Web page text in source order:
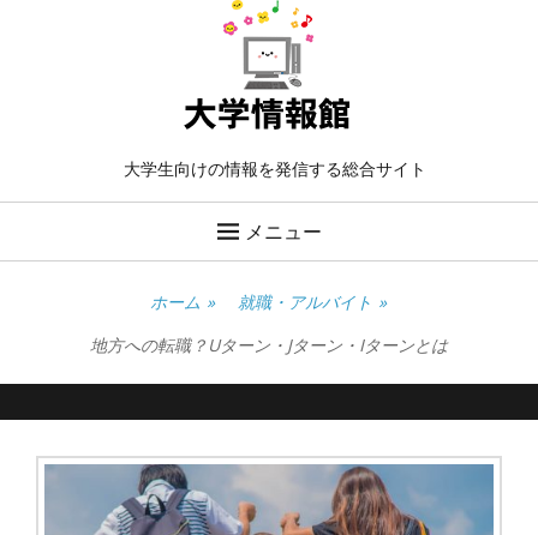
大学生向けの情報を発信する総合サイト
メニュー
ホーム » 就職・アルバイト »
地方への転職？Uターン・Jターン・Iターンとは